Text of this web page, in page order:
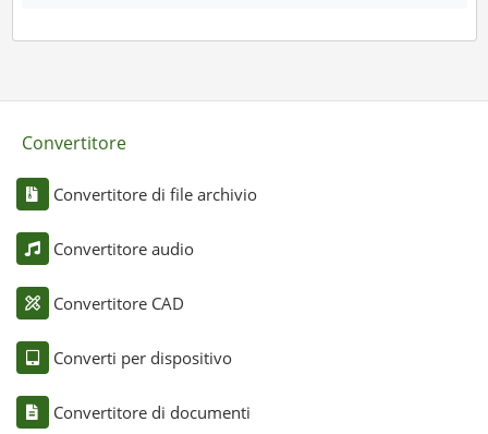
Convertitore
Convertitore di file archivio
Convertitore audio
Convertitore CAD
Converti per dispositivo
Convertitore di documenti